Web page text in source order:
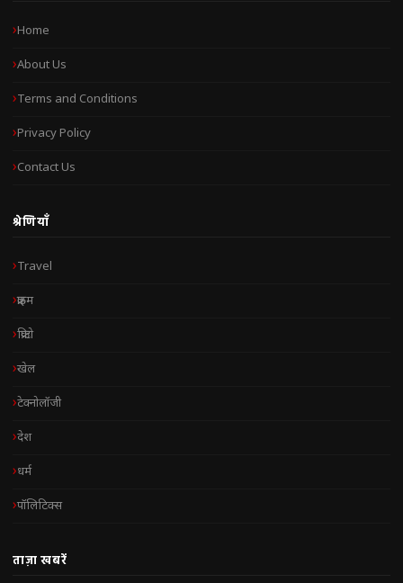
Home
About Us
Terms and Conditions
Privacy Policy
Contact Us
श्रेणियाँ
Travel
क्राइम
क्रिप्टो
खेल
टेक्नोलॉजी
देश
धर्म
पॉलिटिक्स
ताज़ा खबरें